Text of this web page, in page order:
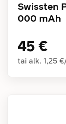
Swissten
000 mAh
45 €
tai alk. 1,25 €